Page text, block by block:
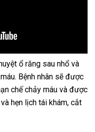
ổ răng sau nhổ và
Bệnh nhân sẽ được
chế chảy máu và được
hẹn lịch tái khám, cắt